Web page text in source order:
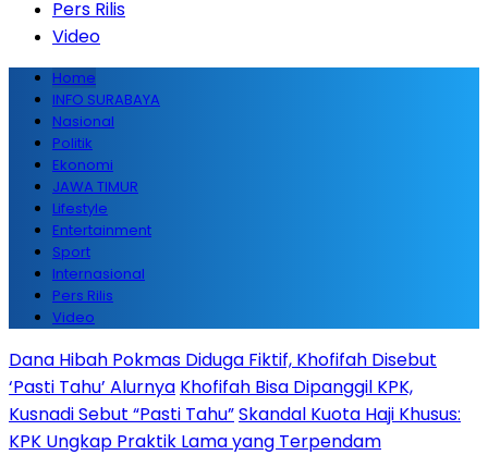
Pers Rilis
Video
Home
INFO SURABAYA
Nasional
Politik
Ekonomi
JAWA TIMUR
Lifestyle
Entertainment
Sport
Internasional
Pers Rilis
Video
Dana Hibah Pokmas Diduga Fiktif, Khofifah Disebut
‘Pasti Tahu’ Alurnya Khofifah Bisa Dipanggil KPK,
Kusnadi Sebut “Pasti Tahu”Skandal Kuota Haji Khusus:
KPK Ungkap Praktik Lama yang Terpendam